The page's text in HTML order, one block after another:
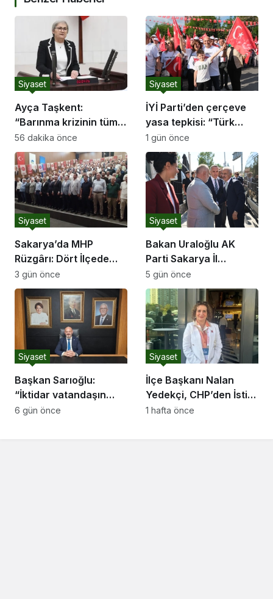
Ayça Taşkent:
“Barınma krizinin tüm
boyutlarıyla
araştırılması için Meclis
Araştırması açılmasını
istedik.”
Siyaset
56 dakika önce
İYİ Parti’den çerçeve
yasa tepkisi: “Türk
milletine hesap
vereceksiniz”
Siyaset
1 gün önce
Sakarya’da MHP
Rüzgârı: Dört İlçede
Salonlara Sığmayan
Katılım ve Coşku
Siyaset
3 gün önce
Bakan Uraloğlu AK
Parti Sakarya İl
Başkanlığı’nı Ziyaret
Etti
Siyaset
5 gün önce
Başkan Sarıoğlu:
“İktidar vatandaşın
tenceresinin altındaki
Siyaset
6 gün önce
İlçe Başkanı Nalan
Yedekçi, CHP’den İstifa
Etti
Siyaset
1 hafta önce